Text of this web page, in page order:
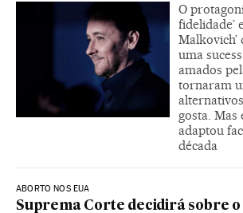
O
fidelidade’
Malkovich’
uma
amados
tornaram
gosta. Mas
adaptou
década
ABORTO NOS EUA
Suprema Corte decidirá sobre